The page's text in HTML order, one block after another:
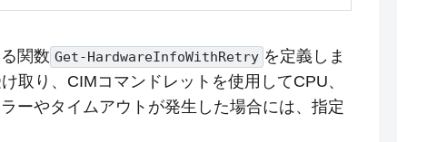
関数 Get-HardwareInfoWithRetry を定義しま
取り、CIMコマンドレットを使用してCPU、
ーやタイムアウトが発生した場合には、指定